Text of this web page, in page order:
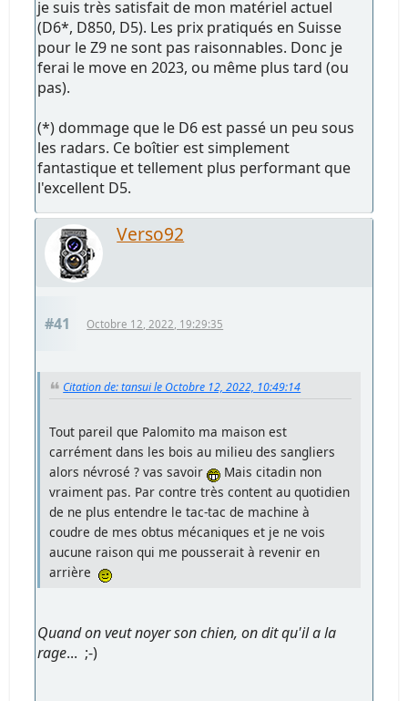
je suis très satisfait de mon matériel actuel
(D6*, D850, D5). Les prix pratiqués en Suisse
pour le Z9 ne sont pas raisonnables. Donc je
ferai le move en 2023, ou même plus tard (ou
pas).
(*) dommage que le D6 est passé un peu sous
les radars. Ce boîtier est simplement
fantastique et tellement plus performant que
l'excellent D5.
Verso92
#41 Octobre 12, 2022, 19:29:35
Citation de: tansui le Octobre 12, 2022, 10:49:14
Tout pareil que Palomito ma maison est
carrément dans les bois au milieu des sangliers
alors névrosé ? vas savoir
Mais citadin non
vraiment pas. Par contre très content au quotidien
de ne plus entendre le tac-tac de machine à
coudre de mes obtus mécaniques et je ne vois
aucune raison qui me pousserait à revenir en
arrière
Quand on veut noyer son chien, on dit qu'il a la
rage... ;-)